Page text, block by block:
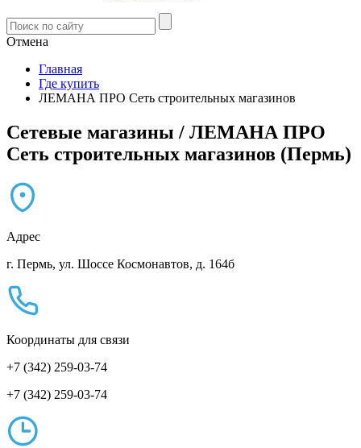
Отмена
Главная
Где купить
ЛЕМАНА ПРО Сеть строительных магазинов
Сетевые магазины / ЛЕМАНА ПРО
Сеть строительных магазинов (Пермь)
Адрес
г. Пермь, ул. Шоссе Космонавтов, д. 164б
Координаты для связи
+7 (342) 259-03-74
+7 (342) 259-03-74